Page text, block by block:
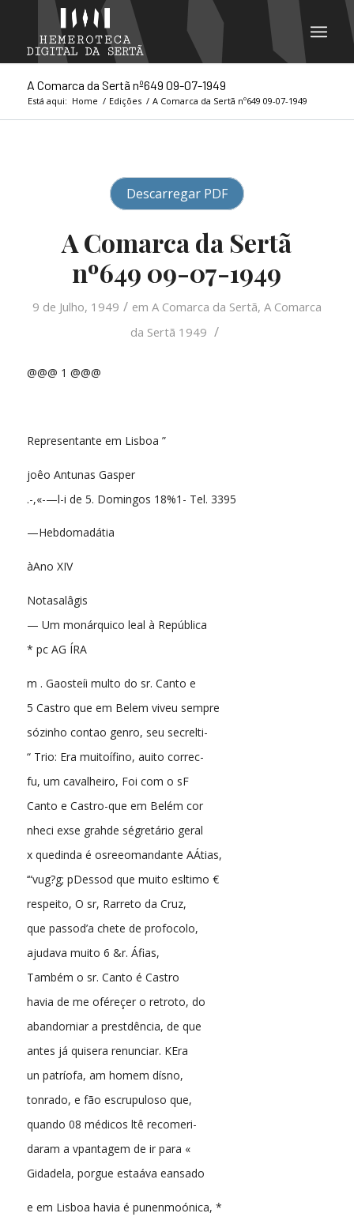
A Comarca da Sertã nº649 09-07-1949
Está aqui: Home / Edições / A Comarca da Sertã nº649 09-07-1949
Descarregar PDF
A Comarca da Sertã
nº649 09-07-1949
9 de Julho, 1949 / em A Comarca da Sertã, A Comarca
da Sertã 1949 /
@@@ 1 @@@
Representante em Lisboa ”
joêo Antunas Gasper
.-,«-—l-i de 5. Domingos 18%1- Tel. 3395
—Hebdomadátia
àAno XIV
Notasalâgis
— Um monárquico leal à República
* pc AG ÍRA
m . Gaosteíi multo do sr. Canto e
5 Castro que em Belem viveu sempre
sózinho contao genro, seu secrelti-
“ Trio: Era muitoífino, auito correc-
fu, um cavalheiro, Foi com o sF
Canto e Castro-que em Belém cor
nheci exse grahde ségretário geral
x quedinda é osreeomandante AÁtias,
‘“vug?g; pDessod que muito esltimo €
respeito, O sr, Rarreto da Cruz,
que passod’a chete de profocolo,
ajudava muito 6 &r. Áfias,
Também o sr. Canto é Castro
havia de me oféreçer o retroto, do
abandorniar a prestdência, de que
antes já quisera renunciar. KEra
un patríofa, am homem dísno,
tonrado, e fão escrupuloso que,
quando 08 médicos ltê recomeri-
daram a vpantagem de ir para «
Gidadela, porgue estaáva eansado
e em Lisboa havia é punenmoónica, *